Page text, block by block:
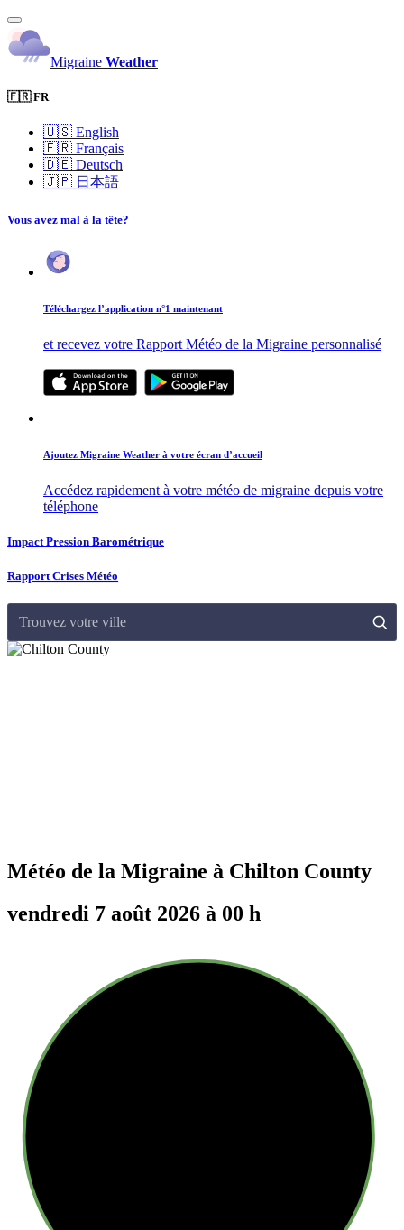
Migraine Weather
🇫🇷 FR
🇺🇸 English
🇫🇷 Français
🇩🇪 Deutsch
🇯🇵 日本語
Vous avez mal à la tête?
Téléchargez l’application n°1 maintenant
et recevez votre Rapport Météo de la Migraine personnalisé
Ajoutez Migraine Weather à votre écran d’accueil
Accédez rapidement à votre météo de migraine depuis votre
téléphone
Impact Pression Barométrique
Rapport Crises Météo
Trouvez votre ville
Météo de la Migraine à Chilton County
vendredi 7 août 2026 à 00 h